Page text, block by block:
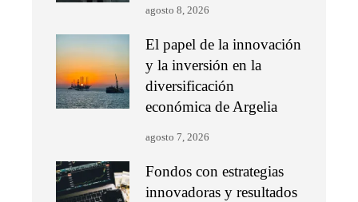
agosto 8, 2026
El papel de la innovación
y la inversión en la
diversificación
económica de Argelia
agosto 7, 2026
Fondos con estrategias
innovadoras y resultados